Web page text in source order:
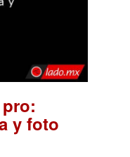
y foto